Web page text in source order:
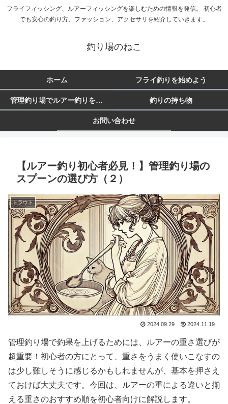
フライフィッシング、ルアーフィッシングを楽しむための情報を発信。 初心者
でも安心の釣り方、ファッション、アクセサリを紹介していきます。
釣り場のねこ
ホーム フライ釣りを始めよう
管理釣り場でルアー釣りを始めよう 釣りの持ち物
お問い合わせ
【ルアー釣り初心者必見！】管理釣り場の
スプーンの選び方（２）
トラウト
2024.09.29 2024.11.19
管理釣り場で釣果を上げるためには、ルアーの重さ選びが
超重要！初心者の方にとって、重さをうまく使いこなすの
は少し難しそうに感じるかもしれませんが、基本を押さえ
ておけば大丈夫です。今回は、ルアーの重による違いと揃
える重さのおすすめ順を初心者向けに解説します。